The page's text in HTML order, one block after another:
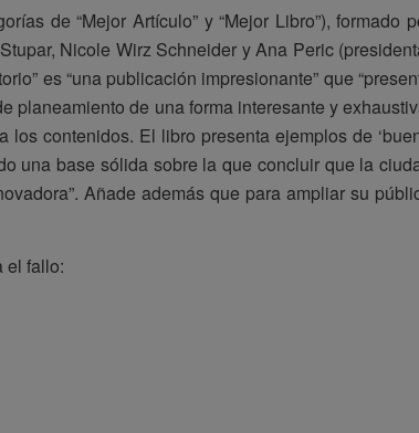
de “Mejor Artículo” y “Mejor Libro”), formado
Nicole Wirz Schneider y Ana Peric
es “una publicación impresionante” que
planeamiento de una forma interesante y
contenidos. El libro presenta ejemplos de
una base sólida sobre la que concluir que la
Añade además que para ampliar su
el fallo: